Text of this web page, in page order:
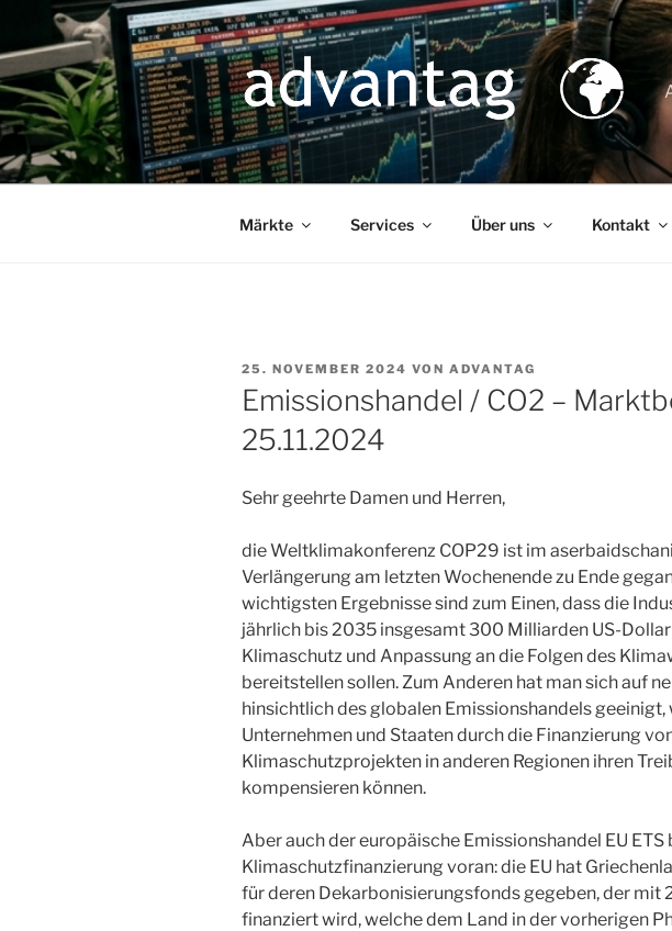
springen
Märkte Services Über uns Kontakt
VERÖFFENTLICHT
AM
25. NOVEMBER 2024 VON ADVANTAG
Emissionshandel / CO2 –
25.11.2024
Sehr geehrte Damen und Herren,
die Weltklimakonferenz COP29 ist im
Verlängerung am letzten Wochenende zu Ende
wichtigsten Ergebnisse sind zum Einen, dass die
jährlich bis 2035 insgesamt 300 Milliarden US-
Klimaschutz und Anpassung an die Folgen des
bereitstellen sollen. Zum Anderen hat man sich auf
hinsichtlich des globalen Emissionshandels geeinigt,
Unternehmen und Staaten durch die Finanzierung
Klimaschutzprojekten in anderen Regionen ihren
kompensieren können.
Aber auch der europäische Emissionshandel EU
Klimaschutzfinanzierung voran: die EU hat
für deren Dekarbonisierungsfonds gegeben, der mit
finanziert wird, welche dem Land in der vorherigen